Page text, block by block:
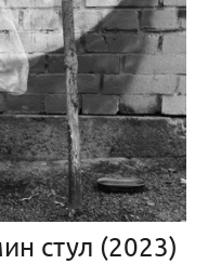
стул (2023)